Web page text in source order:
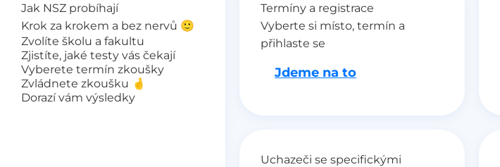
Jak NSZ probíhají
Krok za krokem a bez nervů 🙂
Zvolíte školu a fakultu
Zjistíte, jaké testy vás čekají
Vyberete termín zkoušky
Zvládnete zkoušku 🤞
Dorazí vám výsledky
Termíny a registrace
Vyberte si místo, termín a
přihlaste se
Jdeme na to
Uchazeči se specifickými